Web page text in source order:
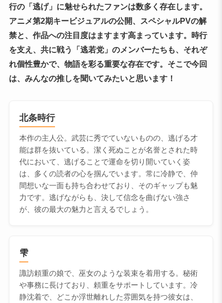
行の「逃げ」に魅せられたファンは数多く存在します。
アニメ第2期キービジュアルの公開、スペシャルPVの解
禁と、作品への注目度はますます高まっています。時行
を支え、共に戦う「逃若党」のメンバーたちも、それぞ
れ個性豊かで、物語を彩る重要な存在です。そこで今回
は、みんなの推しを聞いてみたいと思います！
北条時行
本作の主人公。武芸に秀でていないものの、逃げる才
能は群を抜いている。潔く死ぬことが名誉とされた時
代において、逃げることで運命を切り開いていく姿
は、多くの読者の心を掴んでいます。常に冷静で、仲
間想いな一面も持ち合わせており、そのギャップも魅
力です。逃げながらも、決して信念を曲げない強さ
が、彼の最大の魅力と言えるでしょう。
雫
諏訪頼重の娘で、巫女のような装束を着用する。秘術
や事務に長けており、頼重をサポートしています。冷
静沈着で、どこか浮世離れした雰囲気を持つ彼女は、